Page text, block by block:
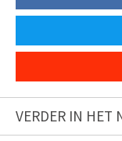
VERDER IN HET